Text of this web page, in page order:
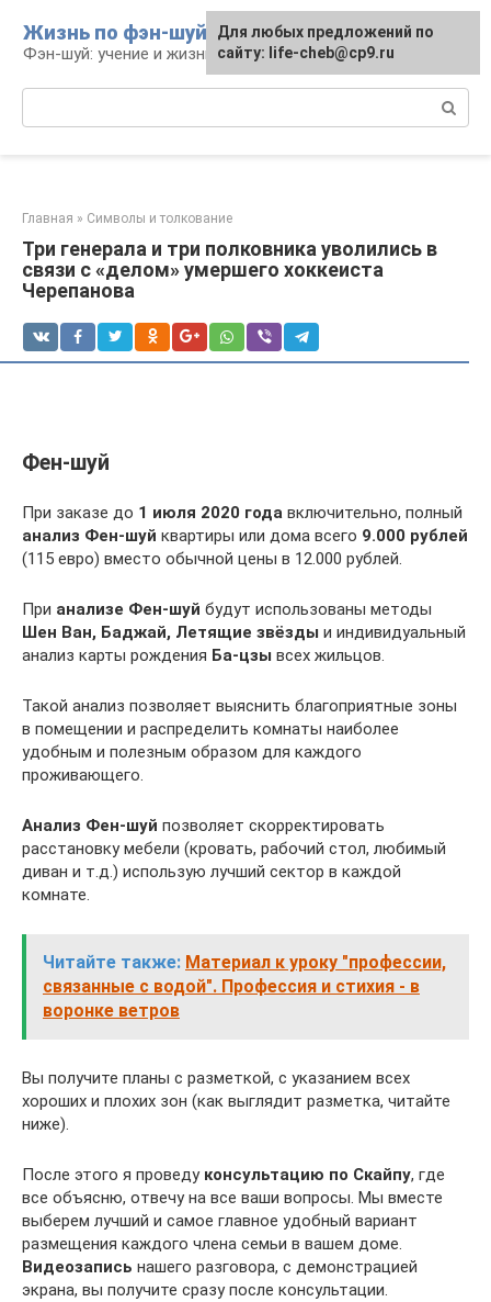
контенту
Жизнь по фэн-шуй
Фэн-шуй: учение и жизнь
Главная » Символы и толкование
Три генерала и три полковника уволились в
связи с «делом» умершего хоккеиста
Черепанова
Фен-шуй
При заказе до 1 июля 2020 года включительно, полный
анализ Фен-шуй квартиры или дома всего 9.000 рублей
(115 евро) вместо обычной цены в 12.000 рублей.
При анализе Фен-шуй будут использованы методы
Шен Ван, Баджай, Летящие звёзды и индивидуальный
анализ карты рождения Ба-цзы всех жильцов.
Такой анализ позволяет выяснить благоприятные зоны
в помещении и распределить комнаты наиболее
удобным и полезным образом для каждого
проживающего.
Анализ Фен-шуй позволяет скорректировать
расстановку мебели (кровать, рабочий стол, любимый
диван и т.д.) использую лучший сектор в каждой
комнате.
Читайте также: Материал к уроку "профессии,
связанные с водой". Профессия и стихия - в
воронке ветров
Вы получите планы с разметкой, с указанием всех
хороших и плохих зон (как выглядит разметка, читайте
ниже).
После этого я проведу консультацию по Скайпу, где
все объясню, отвечу на все ваши вопросы. Мы вместе
выберем лучший и самое главное удобный вариант
размещения каждого члена семьи в вашем доме.
Видеозапись нашего разговора, с демонстрацией
экрана, вы получите сразу после консультации.
Для любых предложений по
сайту: life-cheb@cp9.ru
Для любых предложений по
сайту: life-cheb@cp9.ru